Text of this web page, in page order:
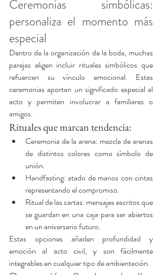
Ceremonias simbólicas:
personaliza el momento más
especial
Dentro de la organización de la boda, muchas
parejas eligen incluir rituales simbólicos que
refuercen su vínculo emocional. Estas
ceremonias aportan un significado especial al
acto y permiten involucrar a familiares o
amigos.
Rituales que marcan tendencia:
Ceremonia de la arena: mezcla de arenas
de distintos colores como símbolo de
unión.
Handfasting: atado de manos con cintas
representando el compromiso.
Ritual de las cartas: mensajes escritos que
se guardan en una caja para ser abiertos
en un aniversario futuro.
Estas opciones añaden profundidad y
emoción al acto civil, y son fácilmente
integrables en cualquier tipo de ambientación.